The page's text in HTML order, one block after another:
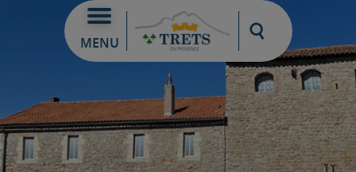
MENU
Moteur de